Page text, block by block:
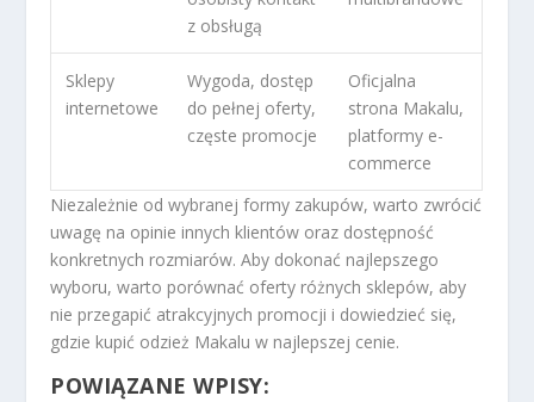
z obsługą
Sklepy
internetowe
Wygoda, dostęp
do pełnej oferty,
częste promocje
Oficjalna
strona Makalu,
platformy e-
commerce
Niezależnie od wybranej formy zakupów, warto zwrócić
uwagę na opinie innych klientów oraz dostępność
konkretnych rozmiarów. Aby dokonać najlepszego
wyboru, warto porównać oferty różnych sklepów, aby
nie przegapić atrakcyjnych promocji i dowiedzieć się,
gdzie kupić odzież Makalu w najlepszej cenie.
POWIĄZANE WPISY: